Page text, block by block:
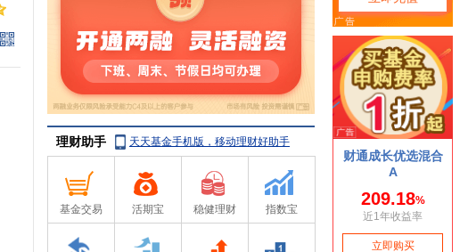
理财助手 天天基金手机版，移动理财好助手
基金交易 活期宝 稳健理财 指数宝